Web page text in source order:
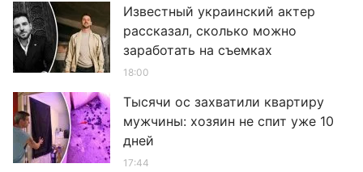
Известный украинский актер
рассказал, сколько можно
заработать на съемках
18:00
Тысячи ос захватили квартиру
мужчины: хозяин не спит уже 10
дней
17:44